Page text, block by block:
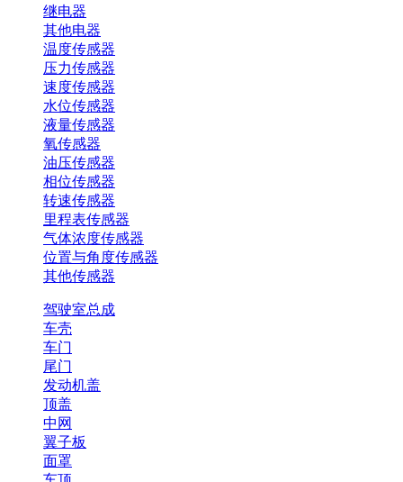
继电器
其他电器
温度传感器
压力传感器
速度传感器
水位传感器
液量传感器
氧传感器
油压传感器
相位传感器
转速传感器
里程表传感器
气体浓度传感器
位置与角度传感器
其他传感器
驾驶室总成
车壳
车门
尾门
发动机盖
顶盖
中网
翼子板
面罩